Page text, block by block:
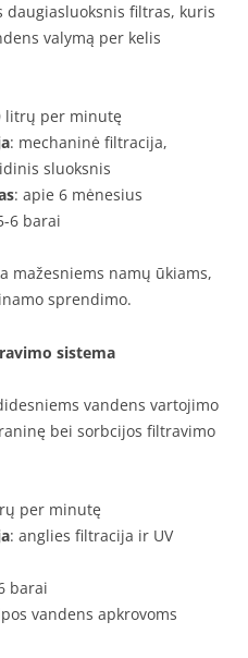
daugiasluoksnis filtras, kuris
valymą per kelis
litrų per minutę
: mechaninė filtracija,
sluoksnis
: apie 6 mėnesius
6 barai
mažesniems namų ūkiams,
sprendimo.
sistema
vandens vartojimo
bei sorbcijos filtravimo
per minutę
: anglies filtracija ir UV
barai
vandens apkrovoms